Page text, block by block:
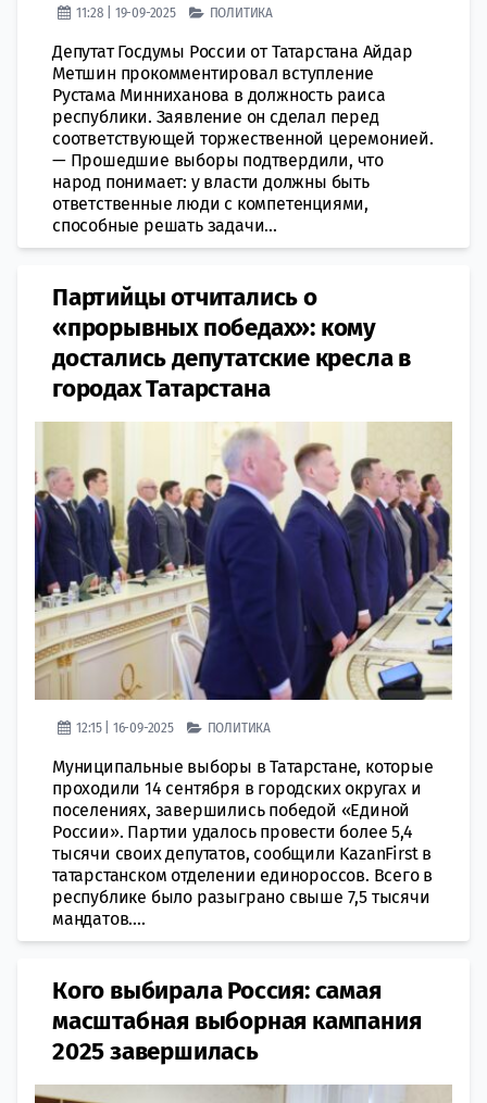
11:28 | 19-09-2025 ПОЛИТИКА
Депутат Госдумы России от Татарстана Айдар
Метшин прокомментировал вступление
Рустама Минниханова в должность раиса
республики. Заявление он сделал перед
соответствующей торжественной церемонией.
— Прошедшие выборы подтвердили, что
народ понимает: у власти должны быть
ответственные люди с компетенциями,
способные решать задачи...
Партийцы отчитались о
«прорывных победах»: кому
достались депутатские кресла в
городах Татарстана
12:15 | 16-09-2025 ПОЛИТИКА
Муниципальные выборы в Татарстане, которые
проходили 14 сентября в городских округах и
поселениях, завершились победой «Единой
России». Партии удалось провести более 5,4
тысячи своих депутатов, сообщили KazanFirst в
татарстанском отделении единороссов. Всего в
республике было разыграно свыше 7,5 тысячи
мандатов....
Кого выбирала Россия: самая
масштабная выборная кампания
2025 завершилась